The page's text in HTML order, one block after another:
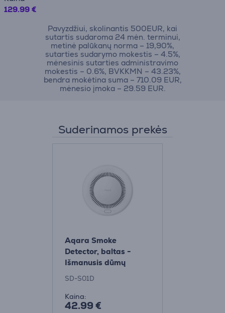
129.99 €
Pavyzdžiui, skolinantis 500EUR, kai
sutartis sudaroma 24 mėn. terminui,
metinė palūkanų norma – 19,90%,
sutarties sudarymo mokestis – 4.5%,
mėnesinis sutarties administravimo
mokestis – 0.6%, BVKKMN – 43.23%,
bendra mokėtina suma – 710.09 EUR,
mėnesio įmoka – 29.59 EUR.
Suderinamos prekės
Aqara Smoke
Detector, baltas -
Išmanusis dūmų
detektorius
SD-S01D
Kaina:
42.99 €